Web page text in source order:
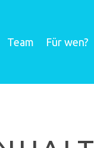
Team Für wen?